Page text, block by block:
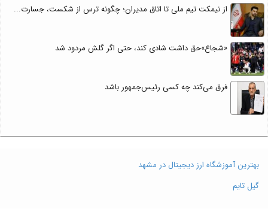
از نیمکت تیم ملی تا اتاق مدیران؛ چگونه ترس از شکست، جسارت...
«شجاع»حق داشت شادی کند، حتی اگر گلش مردود شد
فرق می‌کند چه کسی رئیس‌جمهور باشد
بهترین آموزشگاه ارز دیجیتال در مشهد
گیل تایم